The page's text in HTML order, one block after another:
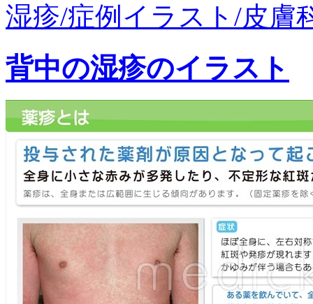
湿疹/症例イラスト/皮膚
背中の湿疹のイラスト